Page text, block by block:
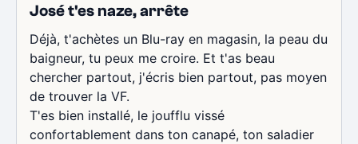
José t'es naze, arrête
Déjà, t'achètes un Blu-ray en magasin, la peau du
baigneur, tu peux me croire. Et t'as beau
chercher partout, j'écris bien partout, pas moyen
de trouver la VF.
T'es bien installé, le joufflu vissé
confortablement dans ton canapé, ton saladier